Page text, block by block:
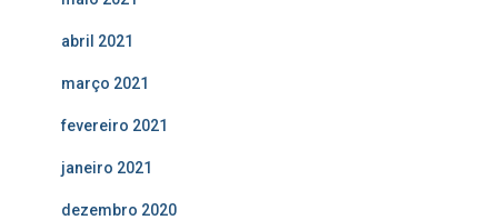
abril 2021
março 2021
fevereiro 2021
janeiro 2021
dezembro 2020